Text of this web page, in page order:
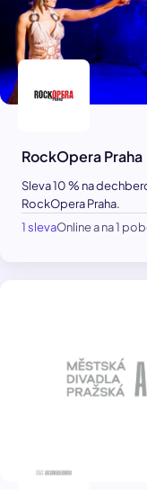
RockOpera Praha
Sleva 10 % na
RockOpera Praha.
1 slevaOnline a na 1